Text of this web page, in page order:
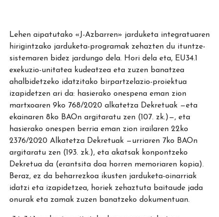
Lehen aipatutako «J-Azbarren» jarduketa integratuaren
hirigintzako jarduketa-programak zehazten du ituntze-
sistemaren bidez jardungo dela. Hori dela eta, EU34.1
exekuzio-unitatea kudeatzea eta zuzen banatzea
ahalbidetzeko idatzitako birpartzelazio-proiektua
izapidetzen ari da: hasierako onespena eman zion
martxoaren 9ko 768/2020 alkatetza Dekretuak —eta
ekainaren 8ko BAOn argitaratu zen (107. zk.)—, eta
hasierako onespen berria eman zion irailaren 22ko
2376/2020 Alkatetza Dekretuak —urriaren 7ko BAOn
argitaratu zen (193. zk.), eta akatsak konpontzeko
Dekretua da (erantsita doa horren memoriaren kopia).
Beraz, ez da beharrezkoa ikusten jarduketa-oinarriak
idatzi eta izapidetzea, horiek zehaztuta baitaude jada
onurak eta zamak zuzen banatzeko dokumentuan.